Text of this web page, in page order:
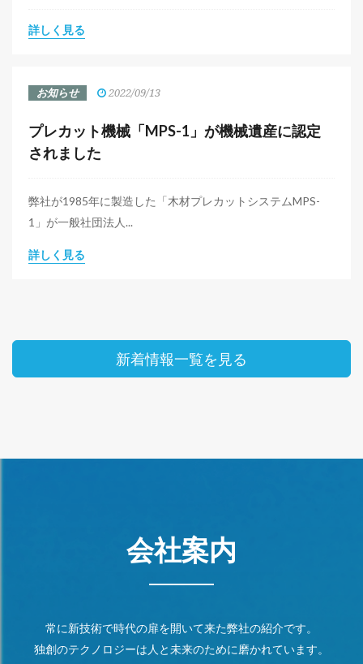
詳しく見る
お知らせ 2022/09/13
プレカット機械「MPS-1」が機械遺産に認定
されました
弊社が1985年に製造した「木材プレカットシステムMPS-
1」が一般社団法人...
詳しく見る
新着情報一覧を見る
会社案内
常に新技術で時代の扉を開いて来た弊社の紹介です。
独創のテクノロジーは人と未来のために磨かれています。